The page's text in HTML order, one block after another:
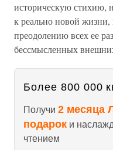
историческую
к реально новой
преодолению всех ее
бессмысленных
Более 800 000
Получи 2 месяца
подарок и
чтением